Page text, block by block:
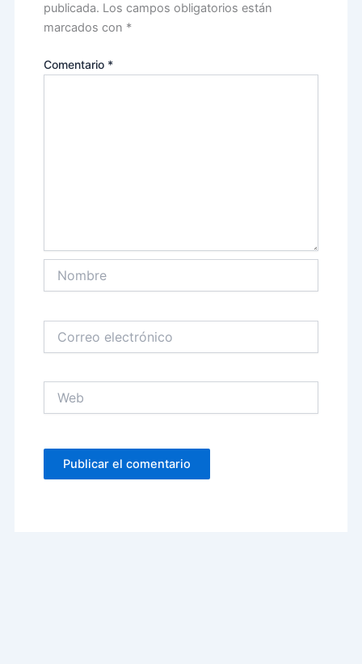
publicada. Los campos obligatorios están
marcados con *
Comentario *
electrónico